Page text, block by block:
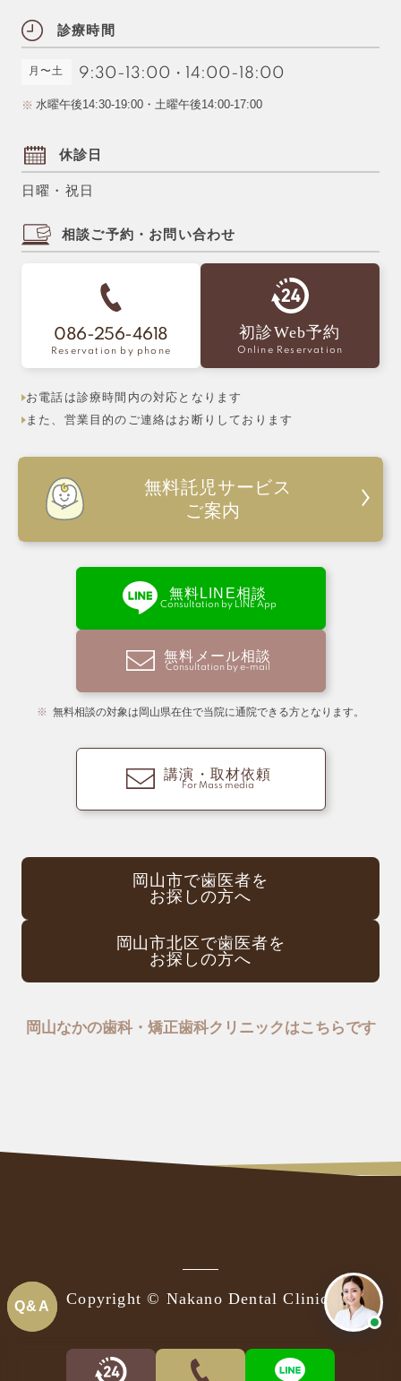
Q&A
Q&A
診療時間
月〜土 9:30-13:00 ・ 14:00-18:00
水曜午後14:30-19:00・土曜午後14:00-17:00
休診日
日曜・祝日
相談ご予約・お問い合わせ
086-256-4618
Reservation by phone
初診Web予約
Online Reservation
お電話は診療時間内の対応となります
また、営業目的のご連絡はお断りしております
無料託児サービス
ご案内
無料LINE相談
Consultation by LINE App
無料メール相談
Consultation by e-mail
無料相談の対象は岡山県在住で当院に通院できる方となります。
講演・取材依頼
For Mass media
岡山市で歯医者を
お探しの方へ
岡山市北区で歯医者を
お探しの方へ
岡山なかの歯科・矯正歯科クリニックはこちらです
Copyright © Nakano Dental Clinic.